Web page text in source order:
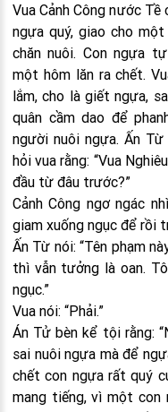
Vua Cảnh Công nước Tề
ngựa quý, giao cho
chăn nuôi. Con ngựa
một hôm lăn ra chết.
lắm, cho là giết ngựa,
quân cầm dao để
người nuôi ngựa. Ấn
hỏi vua rằng: “Vua
đầu từ đâu trước?”
Cảnh Công ngơ ngác
giam xuống ngục để rồi
Ấn Từ nói: “Tên phạm
thì vẫn tưởng là oan.
ngục.”
Vua nói: “Phải.”
Án Tử bèn kể tội rằng:
sai nuôi ngựa mà để
chết con ngựa rất quý
mang tiếng, vì một con